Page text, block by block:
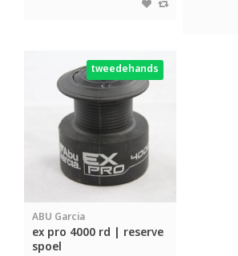
tweedehands
ABU Garcia
ex pro 4000 rd | reserve
spoel